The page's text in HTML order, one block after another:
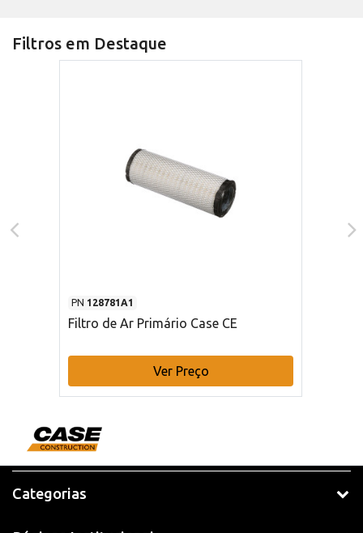
Filtros em Destaque
PN 128781A1
Filtro de Ar Primário Case CE
Ver Preço
Categorias